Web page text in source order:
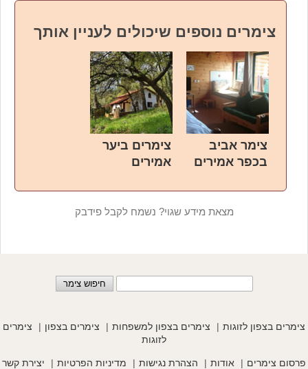
צימרים נוספים שיכולים לעניין אותך
צימר אביב
בכפר אמירים
צימרים ביער
אמירים
מצאת מידע שגוי? נשמח לקבל פידבק
צימרים בצפון לזוגות צימרים בצפון למשפחות צימרים בצפון
צימרים
לזוגות
פרסום צימרים אודות הצהרת נגישות מדיניות הפרטיות יצירת קשר